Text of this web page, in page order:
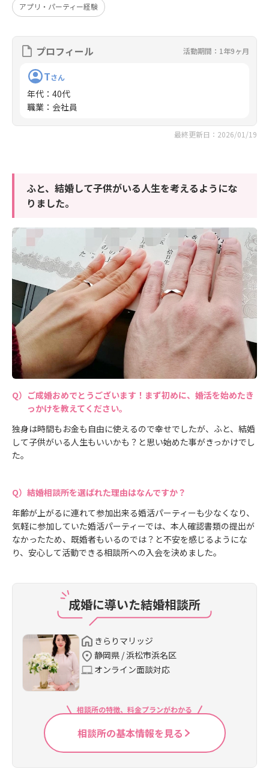
アプリ・パーティー経験
プロフィール 活動期間：1年9ヶ月
Tさん
年代 ： 40代
職業 ： 会社員
最終更新日：2026/01/19
ふと、結婚して子供がいる人生を考えるようにな
りました。
ご成婚おめでとうございます！まず初めに、婚活を始めたき
っかけを教えてください。
独身は時間もお金も自由に使えるので幸せでしたが、ふと、結婚
して子供がいる人生もいいかも？と思い始めた事がきっかけでし
た。
結婚相談所を選ばれた理由はなんですか？
年齢が上がるに連れて参加出来る婚活パーティーも少なくなり、
気軽に参加していた婚活パーティーでは、本人確認書類の提出が
なかったため、既婚者もいるのでは？と不安を感じるようにな
り、安心して活動できる相談所への入会を決めました。
成婚に導いた結婚相談所
きらりマリッジ
静岡県 / 浜松市浜名区
オンライン面談対応
相談所の特徴、料金プランがわかる
相談所の基本情報を見る